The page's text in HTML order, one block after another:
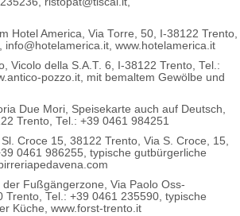
Hotel America, Via Torre, 50, I-38122 Trento,
info@hotelamerica.it, www.hotelamerica.it
Vicolo della S.A.T. 6, I-38122 Trento, Tel.:
pozzo.it, mit bemaltem Gewölbe und
Due Mori, Speisekarte auch auf Deutsch,
Trento, Tel.: +39 0461 984251
Croce 15, 38122 Trento, Via S. Croce, 15,
0461 986255, typische gutbürgerliche
Fußgängerzone, Via Paolo Oss-
Trento, Tel.: +39 0461 235590, typische
Küche, www.forst-trento.it